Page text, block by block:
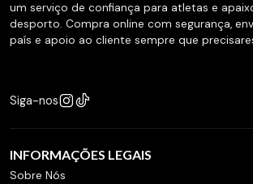
um serviço de confiança para atletas e
desporto. Compra online com segurança,
país e apoio ao cliente sempre que
Siga-nos
INFORMAÇÕES LEGAIS
Sobre Nós